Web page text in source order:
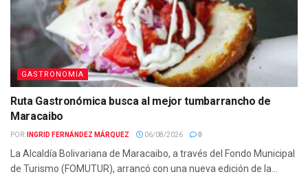
GASTRONOMIA
Ruta Gastronómica busca al mejor tumbarrancho de
Maracaibo
POR: INGRID FERNÁNDEZ MÁRQUEZ 06/08/2026 0
La Alcaldía Bolivariana de Maracaibo, a través del Fondo Municipal
de Turismo (FOMUTUR), arrancó con una nueva edición de la...